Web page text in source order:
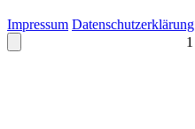
1
Impressum Datenschutzerklärung